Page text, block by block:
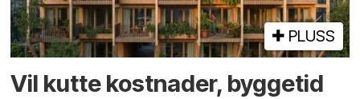
PLUSS
Vil kutte kostnader, byggetid